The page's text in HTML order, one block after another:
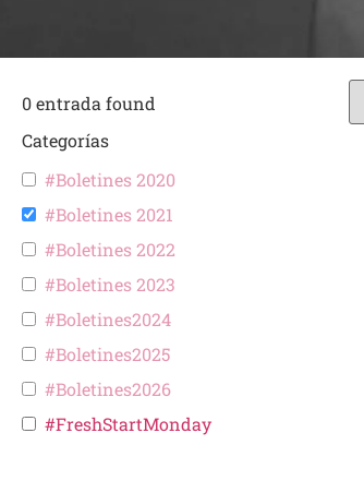
0entrada found
Categorías
#Boletines 2020
#Boletines 2021
#Boletines 2022
#Boletines 2023
#Boletines2024
#Boletines2025
#Boletines2026
#FreshStartMonday